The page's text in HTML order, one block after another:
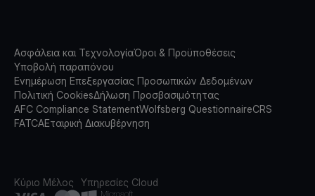
Ασφάλεια και ΤεχνολογίαΌροι & Προϋποθέσεις
Υποβολή παραπόνου
Ενημέρωση Επεξεργασίας Προσωπικών Δεδομένων
Πολιτική CookiesΔήλωση Προσβασιμότητας
AFC Compliance StatementWolfsberg QuestionnaireCRS
FATCAΕταιρική Διακυβέρνηση
Κύριο Μέλος Υπηρεσίες Cloud